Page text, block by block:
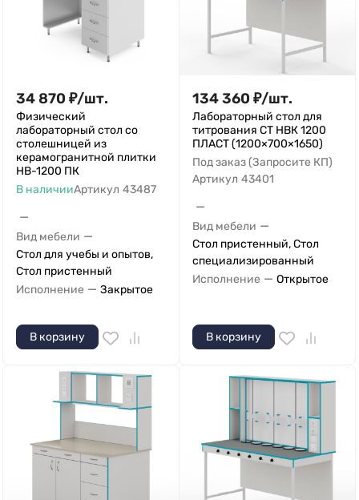
34 870 ₽/шт.
Физический
лабораторный стол со
столешницей из
керамогранитной плитки
НВ-1200 ПК
В наличииАртикул 43487
—
Вид мебели —
Стол для учебы и опытов,
Стол пристенный
Исполнение — Закрытое
В корзину
134 360 ₽/шт.
Лабораторный стол для
титрования СТ НВК 1200
ПЛАСТ (1200×700×1650)
Под заказ (Запросите КП)
Артикул 43401
—
Вид мебели —
Стол пристенный, Стол
специализированный
Исполнение — Открытое
В корзину